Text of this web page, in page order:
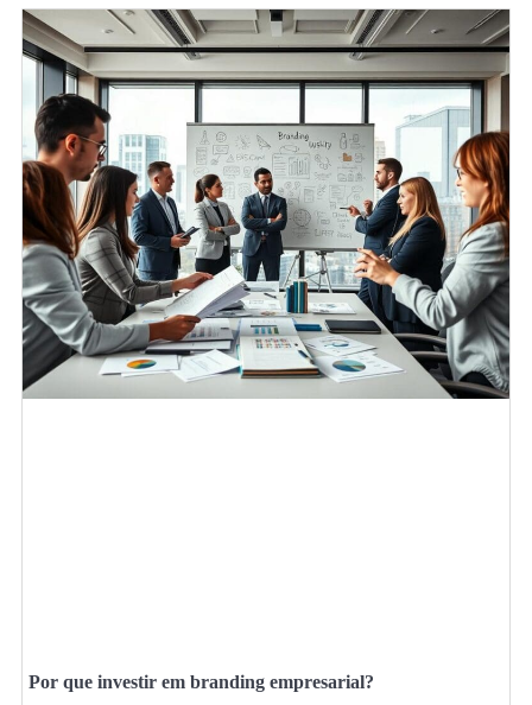
Por que investir em branding empresarial?